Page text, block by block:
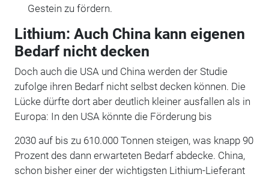
Gestein zu fördern.
Lithium: Auch China kann eigenen
Bedarf nicht decken
Doch auch die USA und China werden der Studie
zufolge ihren Bedarf nicht selbst decken können. Die
Lücke dürfte dort aber deutlich kleiner ausfallen als in
Europa: In den USA könnte die Förderung bis
2030 auf bis zu 610.000 Tonnen steigen, was knapp 90
Prozent des dann erwarteten Bedarf abdecke. China,
schon bisher einer der wichtigsten Lithium-Lieferant